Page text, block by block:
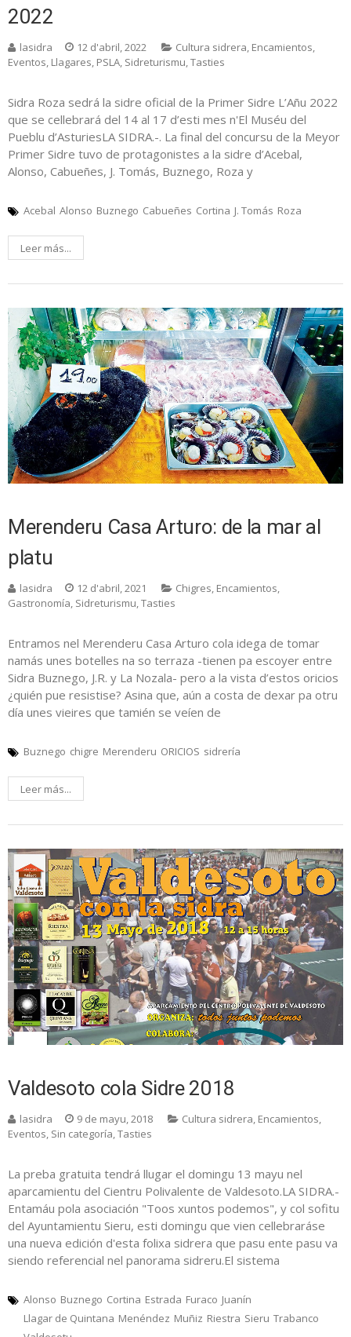
2022
lasidra 12 d'abril, 2022 Cultura sidrera, Encamientos,
Eventos, Llagares, PSLA, Sidreturismu,Tasties
Sidra Roza sedrá la sidre oficial de la Primer Sidre L’Añu 2022
que se cellebrará del 14 al 17 d’esti mes n'El Muséu del
Pueblu d’AsturiesLA SIDRA.-. La final del concursu de la Meyor
Primer Sidre tuvo de protagonistes a la sidre d’Acebal,
Alonso, Cabueñes, J. Tomás, Buznego, Roza y
Acebal Alonso Buznego Cabueñes Cortina J. Tomás Roza
Leer más...
Merenderu Casa Arturo: de la mar al
platu
lasidra 12 d'abril, 2021 Chigres, Encamientos,
Gastronomía, Sidreturismu,Tasties
Entramos nel Merenderu Casa Arturo cola idega de tomar
namás unes botelles na so terraza -tienen pa escoyer entre
Sidra Buznego, J.R. y La Nozala- pero a la vista d’estos oricios
¿quién pue resistise? Asina que, aún a costa de dexar pa otru
día unes vieires que tamién se veíen de
Buznego chigre Merenderu ORICIOS sidrería
Leer más...
Valdesoto cola Sidre 2018
lasidra 9 de mayu, 2018 Cultura sidrera, Encamientos,
Eventos, Sin categoría,Tasties
La preba gratuita tendrá llugar el domingu 13 mayu nel
aparcamientu del Cientru Polivalente de Valdesoto.LA SIDRA.-
Entamáu pola asociación "Toos xuntos podemos", y col sofitu
del Ayuntamientu Sieru, esti domingu que vien cellebraráse
una nueva edición d'esta folixa sidrera que pasu ente pasu va
siendo referencial nel panorama sidreru.El sistema
Alonso Buznego Cortina Estrada Furaco Juanín
Llagar de Quintana Menéndez Muñiz Riestra Sieru Trabanco